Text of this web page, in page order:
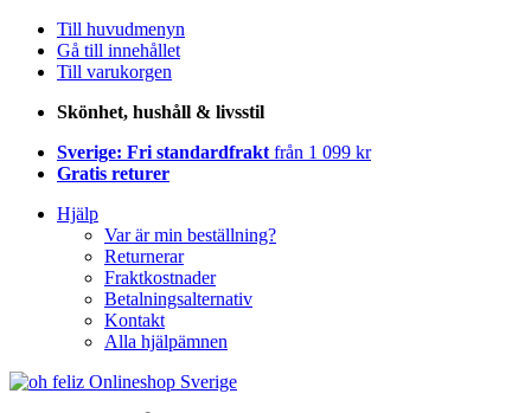
Till huvudmenyn
Gå till innehållet
Till varukorgen
Skönhet, hushåll & livsstil
Sverige: Fri standardfrakt från 1 099 kr
Gratis returer
Hjälp
Var är min beställning?
Returnerar
Fraktkostnader
Betalningsalternativ
Kontakt
Alla hjälpämnen